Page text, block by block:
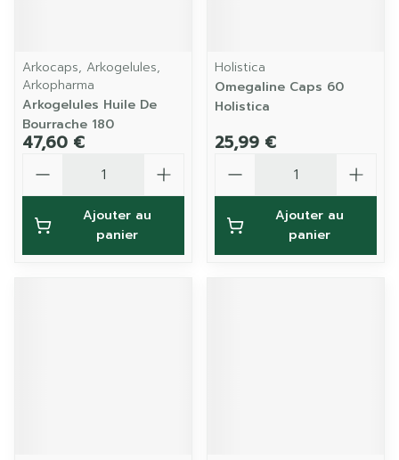
Arkocaps, Arkogelules,
Arkopharma
Arkogelules Huile De
Bourrache 180
47,60 €
Ajouter au
panier
Holistica
Omegaline Caps 60
Holistica
25,99 €
Ajouter au
panier